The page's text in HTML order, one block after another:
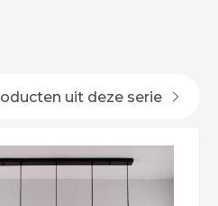
uit deze serie